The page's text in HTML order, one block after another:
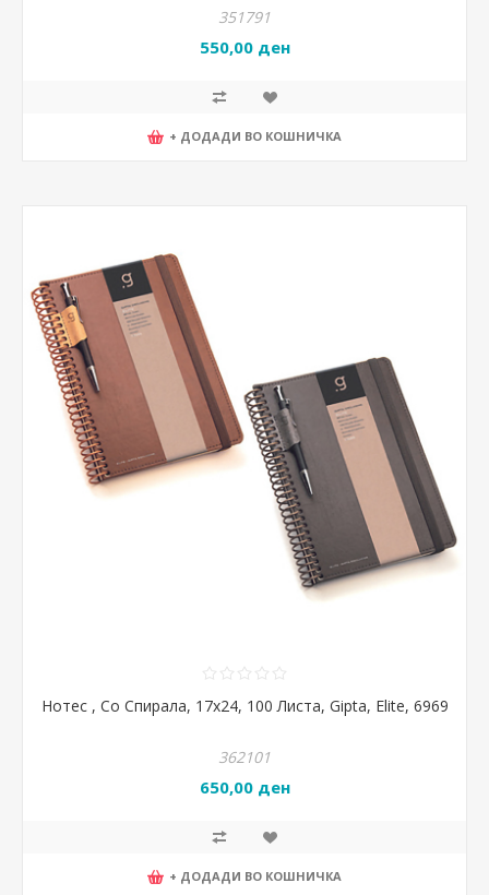
351791
550,00 ден
+ ДОДАДИ ВО КОШНИЧКА
Нотес , Со Спирала, 17x24, 100 Листа, Gipta, Elite, 6969
362101
650,00 ден
+ ДОДАДИ ВО КОШНИЧКА